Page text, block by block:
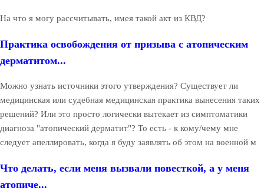
На что я могу рассчитывать, имея такой акт из КВД?
Практика освобождения от призыва с атопическим
дерматитом...
Можно узнать источники этого утверждения? Существует ли
медицинская или судебная медицинская практика вынесения таких
решений? Или это просто логически вытекает из симптоматики
диагноза "атопический дерматит"? То есть - к кому/чему мне
следует апеллировать, когда я буду заявлять об этом на военной м
Что делать, если меня вызвали повесткой, а у меня
атопиче...